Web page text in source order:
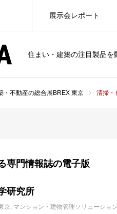
住まい・建築の注目製品を
展示会レポート
・不動産の総合展BREX 東京 清掃・
専門情報誌の電子版
研究所
京 マンション・建物管理ソリューション